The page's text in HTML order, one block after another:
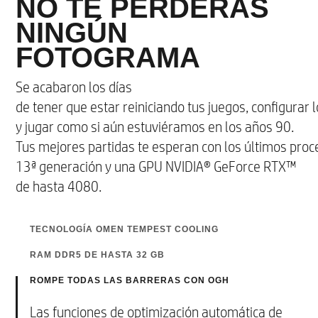
microborde, antirreflejos
• QHD de hasta (2560 x 1440), 300 nits, 100
% sRGB
3 ms
• Capacidad de hasta Low Blue Light
* Todas las especificaciones de rendimiento representan las
HP; el rendimiento real puede ser superior o inferior.
Negro sombra
NO TE PERDERÁS
NINGÚN
FOTOGRAMA
Se acabaron los días
de tener que estar reiniciando tus juegos,
y jugar como si aún estuviéramos en los años 90.
Tus mejores partidas te esperan con los últimos
13ª generación y una GPU NVIDIA® GeForce RTX™
de hasta 4080.
TECNOLOGÍA OMEN TEMPEST COOLING
Nuevo diseño de la parte trasera para disponer
incluso de más espacio interno, porque cuando
RAM DDR5 DE HASTA 32 GB
Con lo exigentes que son hoy en día los nuevos
juegos en cuanto a memoria, agradecerás cada
ROMPE TODAS LAS BARRERAS CON OGH
Las funciones de optimización automática de